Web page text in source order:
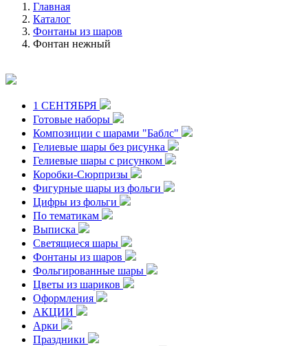
Главная
Каталог
Фонтаны из шаров
Фонтан нежный
1 СЕНТЯБРЯ
Готовые наборы
Композиции с шарами "Баблс"
Гелиевые шары без рисунка
Гелиевые шары с рисунком
Коробки-Сюрпризы
Фигурные шары из фольги
Цифры из фольги
По тематикам
Выписка
Светящиеся шары
Фонтаны из шаров
Фольгированные шары
Цветы из шариков
Оформления
АКЦИИ
Арки
Праздники